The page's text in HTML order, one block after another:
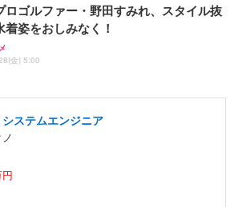
ロゴルファー・野田すみれ、スタイル抜
着姿をおしみなく！
金) 5:00
ステムエンジニア